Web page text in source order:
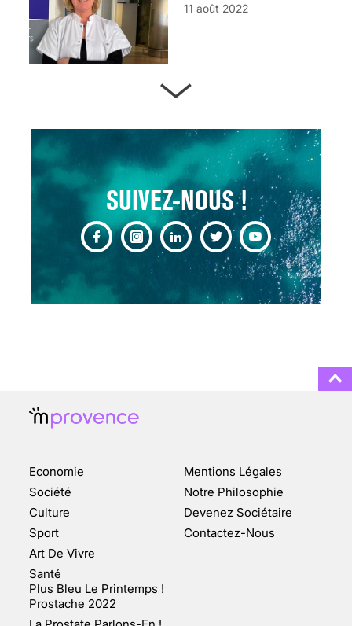
SUIVEZ-NOUS !
11 août 2022
13 août 2024
CHANGEMENT DE SEXE :
DES DEMANDES
TOUJOURS PLUS
FAIT SURFACE À
MARSEILLE (1/5)
10 jan 2022
Economie
Société
Culture
Sport
Art De Vivre
Santé
Plus Bleu Le Printemps !
Prostache 2022
Mentions Légales
Notre Philosophie
Devenez Sociétaire
Contactez-Nous